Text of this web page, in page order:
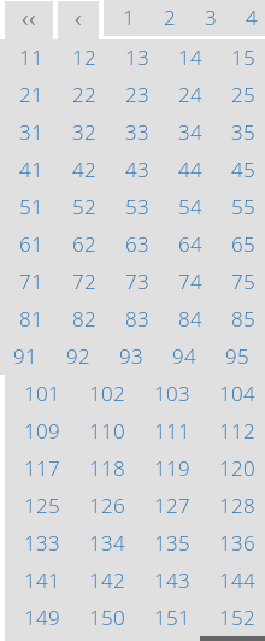
<< < 1 2 3 4
11
12 13 14 15
21
22 23 24 25
31
32 33 34 35
41
42 43 44 45
51
52 53 54 55
61
62 63 64 65
71
72 73 74 75
81
82 83 84 85
91
92 93 94 95
101
102 103 104
109
110 111 112
117
118 119 120
125
126 127 128
133
134 135 136
141
142 143 144
149
150 151 152